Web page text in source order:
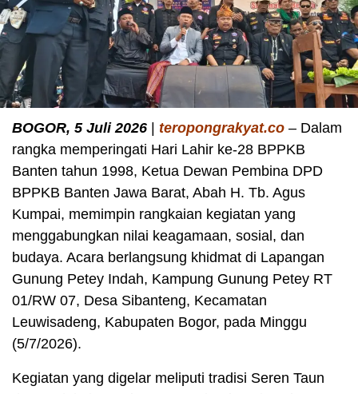
BOGOR, 5 Juli 2026 | teropongrakyat.co – Dalam
rangka memperingati Hari Lahir ke-28 BPPKB
Banten tahun 1998, Ketua Dewan Pembina DPD
BPPKB Banten Jawa Barat, Abah H. Tb. Agus
Kumpai, memimpin rangkaian kegiatan yang
menggabungkan nilai keagamaan, sosial, dan
budaya. Acara berlangsung khidmat di Lapangan
Gunung Petey Indah, Kampung Gunung Petey RT
01/RW 07, Desa Sibanteng, Kecamatan
Leuwisadeng, Kabupaten Bogor, pada Minggu
(5/7/2026).
Kegiatan yang digelar meliputi tradisi Seren Taun